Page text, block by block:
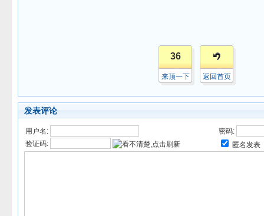
36
来顶一下 返回首页
发表评论
用户名:
密码:
验证码:
匿名发表